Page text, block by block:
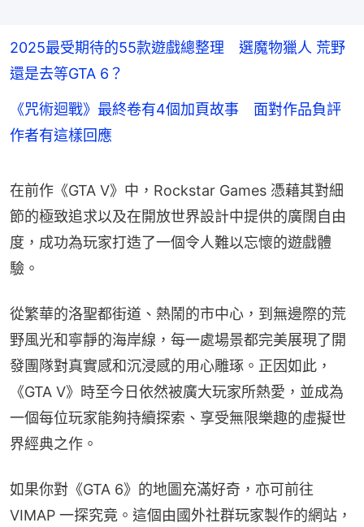
2025最受期待的55款遊戲總整理 選魔物獵人 荒野
還是去等GTA 6？
《咒術迴戰》最終卷有4個加頁故事 面對作品負評
作者有這樣回應
在前作《GTA V》中，Rockstar Games 憑藉其對細
節的極致追求以及在開放世界設計中提供的廣闊自由
度，成功為玩家打造了一個令人難以忘懷的遊戲體
驗。
從繁華的洛聖都街道、熱鬧的市中心，到無邊際的荒
野風光和寧靜的海岸線，每一處場景都完美展現了開
發團隊對真實感和沉浸感的用心雕琢。正因如此，
《GTA V》時至今日依然被廣大玩家所熱愛，並成為
一個每位玩家能夠持續探索、享受無限樂趣的虛擬世
界經典之作。
如果你對《GTA 6》的地圖充滿好奇，亦可前往
VIMAP 一探究竟。這個由國外社群玩家製作的網站，